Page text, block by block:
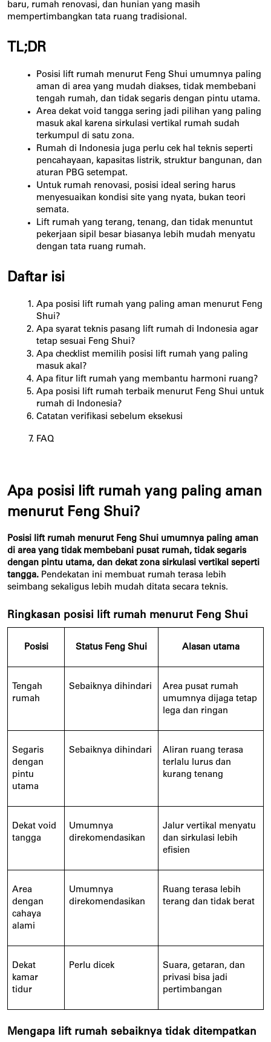
baru, rumah renovasi, dan hunian yang masih
mempertimbangkan tata ruang tradisional.
TL;DR
Posisi lift rumah menurut Feng Shui umumnya paling
aman di area yang mudah diakses, tidak membebani
tengah rumah, dan tidak segaris dengan pintu utama.
Area dekat void tangga sering jadi pilihan yang paling
masuk akal karena sirkulasi vertikal rumah sudah
terkumpul di satu zona.
Rumah di Indonesia juga perlu cek hal teknis seperti
pencahayaan, kapasitas listrik, struktur bangunan, dan
aturan PBG setempat.
Untuk rumah renovasi, posisi ideal sering harus
menyesuaikan kondisi site yang nyata, bukan teori
semata.
Lift rumah yang terang, tenang, dan tidak menuntut
pekerjaan sipil besar biasanya lebih mudah menyatu
dengan tata ruang rumah.
Daftar isi
Apa posisi lift rumah yang paling aman menurut Feng
Shui?
Apa syarat teknis pasang lift rumah di Indonesia agar
tetap sesuai Feng Shui?
Apa checklist memilih posisi lift rumah yang paling
masuk akal?
Apa fitur lift rumah yang membantu harmoni ruang?
Apa posisi lift rumah terbaik menurut Feng Shui untuk
rumah di Indonesia?
Catatan verifikasi sebelum eksekusi
FAQ
Apa posisi lift rumah yang paling aman
menurut Feng Shui?
Posisi lift rumah menurut Feng Shui umumnya paling aman
di area yang tidak membebani pusat rumah, tidak segaris
dengan pintu utama, dan dekat zona sirkulasi vertikal seperti
tangga. Pendekatan ini membuat rumah terasa lebih
seimbang sekaligus lebih mudah ditata secara teknis.
Ringkasan posisi lift rumah menurut Feng Shui
Posisi Status Feng Shui Alasan utama
Tengah
rumah
Sebaiknya dihindari
Area pusat rumah
umumnya dijaga tetap
lega dan ringan
Segaris
dengan
pintu
utama
Sebaiknya dihindari
Aliran ruang terasa
terlalu lurus dan
kurang tenang
Dekat void
tangga
Umumnya
direkomendasikan
Jalur vertikal menyatu
dan sirkulasi lebih
efisien
Area
dengan
cahaya
alami
Umumnya
direkomendasikan
Ruang terasa lebih
terang dan tidak berat
Dekat
kamar
tidur
Perlu dicek
Suara, getaran, dan
privasi bisa jadi
pertimbangan
Mengapa lift rumah sebaiknya tidak ditempatkan